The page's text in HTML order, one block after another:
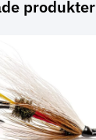
produkter